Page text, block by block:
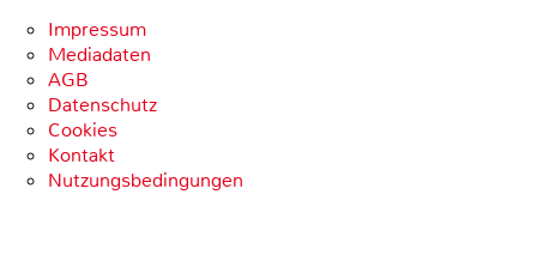
Impressum
Mediadaten
AGB
Datenschutz
Cookies
Kontakt
Nutzungsbedingungen